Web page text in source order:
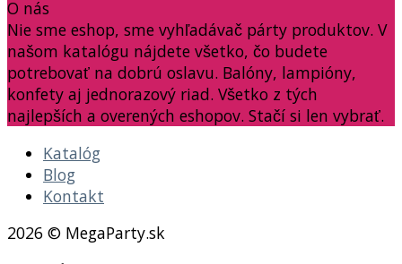
O nás
Nie sme eshop, sme vyhľadávač párty produktov. V
našom katalógu nájdete všetko, čo budete
potrebovať na dobrú oslavu. Balóny, lampióny,
konfety aj jednorazový riad. Všetko z tých
najlepších a overených eshopov. Stačí si len vybrať.
Katalóg
Blog
Kontakt
2026 © MegaParty.sk